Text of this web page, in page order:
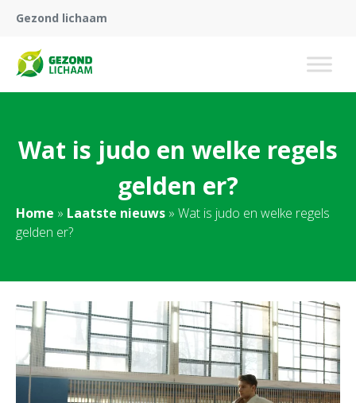
Gezond lichaam
Wat is judo en welke regels
gelden er?
Home » Laatste nieuws » Wat is judo en welke regels
gelden er?